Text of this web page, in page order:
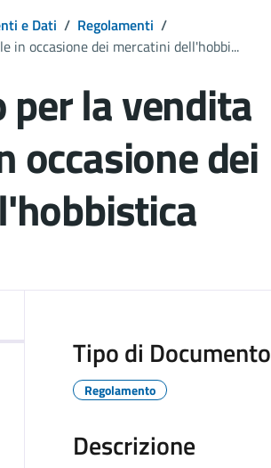
e Dati / Regolamenti /
in occasione dei mercatini dell'hobbi...
la vendita
occasione dei
Tipo di Documento
Regolamento
Descrizione